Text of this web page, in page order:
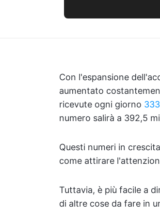
Con l'espansione
aumentato
ricevute ogni giorno
numero salirà a 392,5
Questi numeri in
come attirare
Tuttavia, è più facile a
di altre cose da fare in